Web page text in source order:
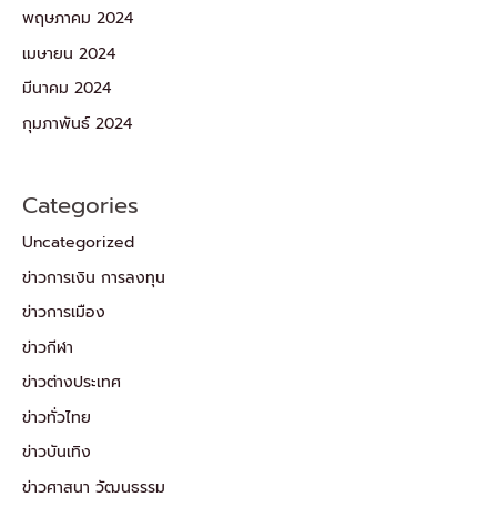
พฤษภาคม 2024
เมษายน 2024
มีนาคม 2024
กุมภาพันธ์ 2024
Categories
Uncategorized
ข่าวการเงิน การลงทุน
ข่าวการเมือง
ข่าวกีฬา
ข่าวต่างประเทศ
ข่าวทั่วไทย
ข่าวบันเทิง
ข่าวศาสนา วัฒนธรรม